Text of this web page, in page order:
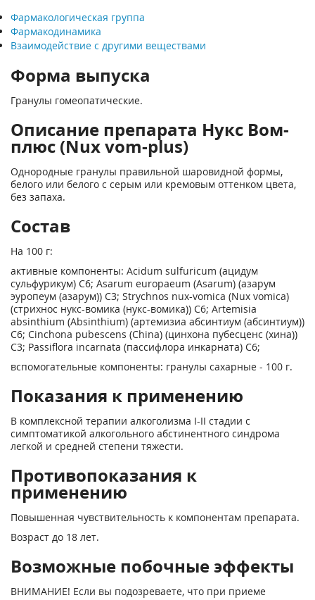
Фармакологическая группа
Фармакодинамика
Взаимодействие с другими веществами
Форма выпуска
Гранулы гомеопатические.
Описание препарата Нукс Вом-
плюс (Nux vom-plus)
Однородные гранулы правильной шаровидной формы,
белого или белого с серым или кремовым оттенком цвета,
без запаха.
Состав
На 100 г:
активные компоненты: Acidum sulfuricum (ацидум
сульфурикум) С6; Asarum europaeum (Asarum) (азарум
эуропеум (азарум)) С3; Strychnos nux-vomica (Nux vomica)
(стрихнос нукс-вомика (нукс-вомика)) С6; Artemisia
absinthium (Absinthium) (артемизиа абсинтиум (абсинтиум))
С6; Cinchona pubescens (China) (цинхона пубесценс (хина))
С3; Passiflora incarnata (пассифлора инкарната) С6;
вспомогательные компоненты: гранулы сахарные - 100 г.
Показания к применению
В комплексной терапии алкоголизма I-II стадии с
симптоматикой алкогольного абстинентного синдрома
легкой и средней степени тяжести.
Противопоказания к
применению
Повышенная чувствительность к компонентам препарата.
Возраст до 18 лет.
Возможные побочные эффекты
ВНИМАНИЕ! Если вы подозреваете, что при приеме